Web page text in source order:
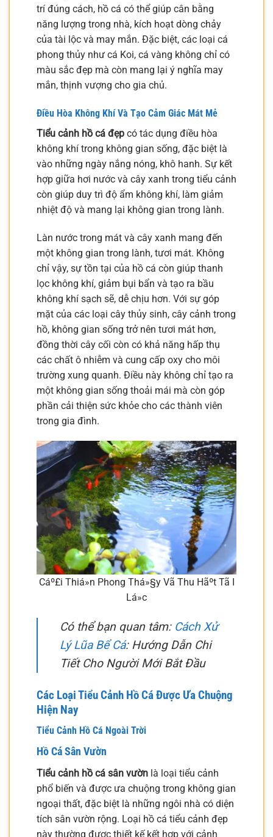
trí đúng cách, hồ cá có thể giúp cân bằng
năng lượng trong nhà, kích hoạt dòng chảy
của tài lộc và may mắn. Đặc biệt, các loại cá
phong thủy như cá Koi, cá vàng không chỉ có
màu sắc đẹp mà còn mang lại ý nghĩa may
mắn, thịnh vượng cho gia chủ.
Điều Hòa Không Khí Và Tạo Cảm Giác Mát Mẻ
Tiểu cảnh hồ cá đẹp có tác dụng điều hòa
không khí trong không gian sống, đặc biệt là
vào những ngày nắng nóng, khô hanh. Sự kết
hợp giữa hơi nước và cây xanh trong tiểu cảnh
còn giúp duy trì độ ẩm không khí, làm giảm
nhiệt độ và mang lại không gian trong lành.
Làn nước trong mát và cây xanh mang đến
một không gian trong lành, tươi mát. Không
chỉ vậy, sự tồn tại của hồ cá còn giúp thanh
lọc không khí, giảm bụi bẩn và tạo ra bầu
không khí sạch sẽ, dễ chịu hơn. Với sự góp
mặt của các loại cây thủy sinh, cây cảnh trong
hồ, không gian sống trở nên tươi mát hơn,
đồng thời cây cối còn có khả năng hấp thụ
các chất ô nhiễm và cung cấp oxy cho môi
trường xung quanh. Điều này không chỉ tạo ra
một không gian sống thoải mái mà còn góp
phần cải thiện sức khỏe cho các thành viên
trong gia đình.
Cáº£i Thiá»n Phong Thá»§y Vã Thu Hãºt Tã I
Lá»c
Có thể bạn quan tâm: Cách Xử
Lý Lũa Bể Cá: Hướng Dẫn Chi
Tiết Cho Người Mới Bắt Đầu
Các Loại Tiểu Cảnh Hồ Cá Được Ưa Chuộng
Hiện Nay
Tiểu Cảnh Hồ Cá Ngoài Trời
Hồ Cá Sân Vườn
Tiểu cảnh hồ cá sân vườn là loại tiểu cảnh
phổ biến và được ưa chuộng trong không gian
ngoại thất, đặc biệt là những ngôi nhà có diện
tích sân vườn rộng. Loại hồ cá tiểu cảnh đẹp
này thường được thiết kế kết hợp với cảnh